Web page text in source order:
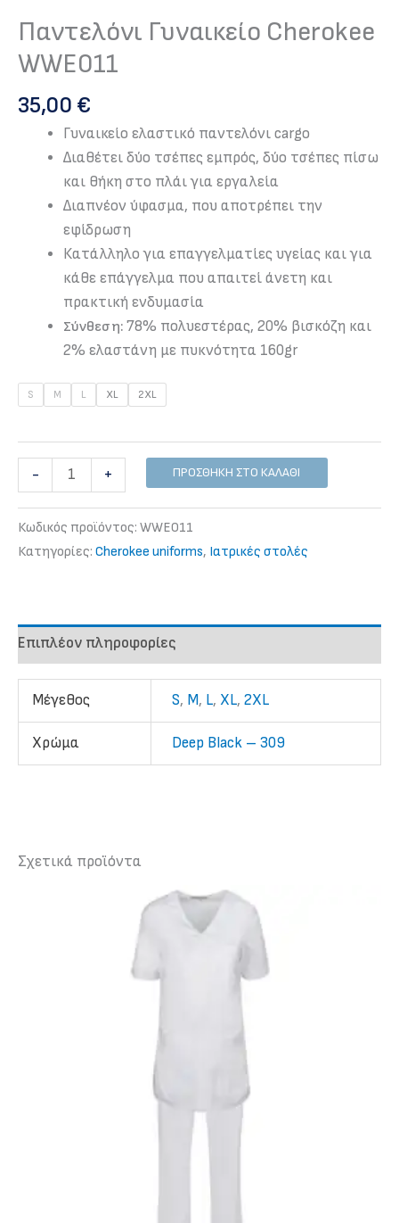
Παντελόνι Γυναικείο Cherokee
WWE011
35,00 €
Γυναικείο ελαστικό παντελόνι cargo
Διαθέτει δύο τσέπες εμπρός, δύο τσέπες πίσω
και θήκη στο πλάι για εργαλεία
Διαπνέον ύφασμα, που αποτρέπει την
εφίδρωση
Κατάλληλο για επαγγελματίες υγείας και για
κάθε επάγγελμα που απαιτεί άνετη και
πρακτική ενδυμασία
Σύνθεση: 78% πολυεστέρας, 20% βισκόζη και
2% ελαστάνη με πυκνότητα 160gr
S M L XL 2XL
-
Παντελόνι
Γυναικείο
ποσότητα
+ ΠΡΟΣΘΉΚΗ ΣΤΟ ΚΑΛΆΘΙ
Κωδικός προϊόντος: WWE011
Κατηγορίες: Cherokee uniforms, Iατρικές στολές
Επιπλέον πληροφορίες
Mέγεθος S, M, L, XL, 2XL
Χρώμα Deep Black – 309
Σχετικά προϊόντα